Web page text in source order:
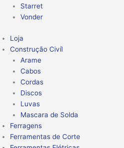
Starret
Vonder
Loja
Construção Civíl
Arame
Cabos
Cordas
Discos
Luvas
Mascara de Solda
Ferragens
Ferramentas de Corte